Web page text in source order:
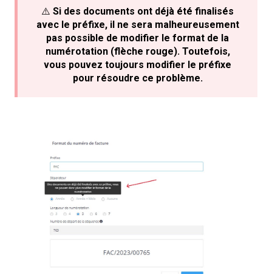
⚠️ Si des documents ont déjà été finalisés
avec le préfixe, il ne sera malheureusement
pas possible de modifier le format de la
numérotation (flèche rouge). Toutefois,
vous pouvez toujours modifier le préfixe
pour résoudre ce problème.